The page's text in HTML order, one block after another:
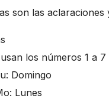
son las
los números 1 a
Domingo
Lunes